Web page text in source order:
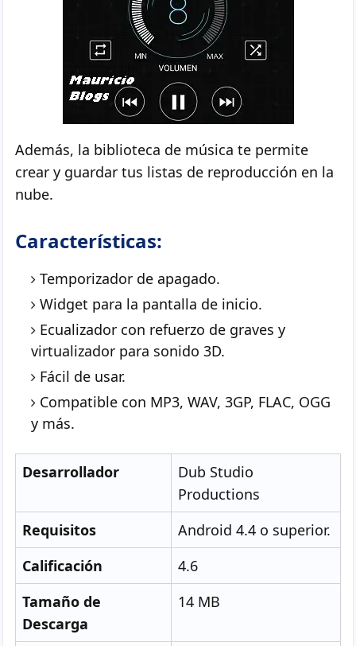
Además, la biblioteca de música te permite
crear y guardar tus listas de reproducción en la
nube.
Características:
Temporizador de apagado.
Widget para la pantalla de inicio.
Ecualizador con refuerzo de graves y
virtualizador para sonido 3D.
Fácil de usar.
Compatible con MP3, WAV, 3GP, FLAC, OGG
y más.
Desarrollador
Dub Studio
Productions
Requisitos
Android 4.4 o superior.
Calificación
4.6
Tamaño de
Descarga
14 MB